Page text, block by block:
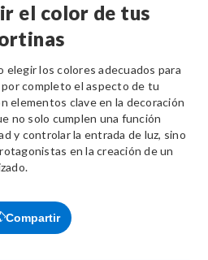
el color de tus
los colores adecuados para
completo el aspecto de tu
elementos clave en la decoración
no solo cumplen una función
y controlar la entrada de luz, sino
en la creación de un
Compartir